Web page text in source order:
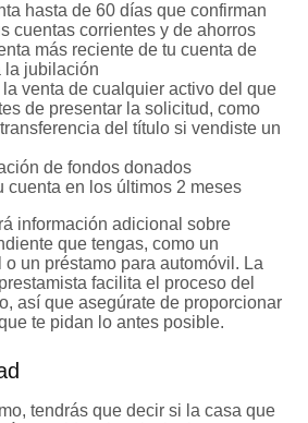
hasta de 60 días que confirman
cuentas corrientes y de ahorros
más reciente de tu cuenta de
la jubilación
venta de cualquier activo del que
de presentar la solicitud, como
del título si vendiste un
de fondos donados
cuenta en los últimos 2 meses
información adicional sobre
que tengas, como un
o un préstamo para automóvil. La
facilita el proceso del
así que asegúrate de proporcionar
te pidan lo antes posible.
tendrás que decir si la casa que